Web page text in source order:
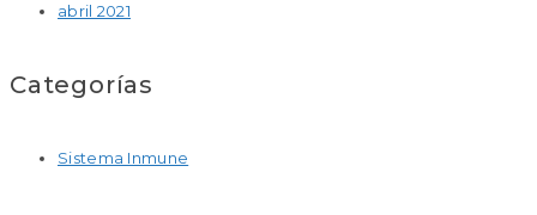
abril 2021
Categorías
Sistema Inmune